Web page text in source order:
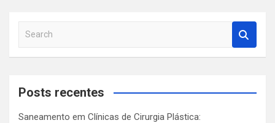
a
c
Posts recentes
Saneamento em Clínicas de Cirurgia Plástica: